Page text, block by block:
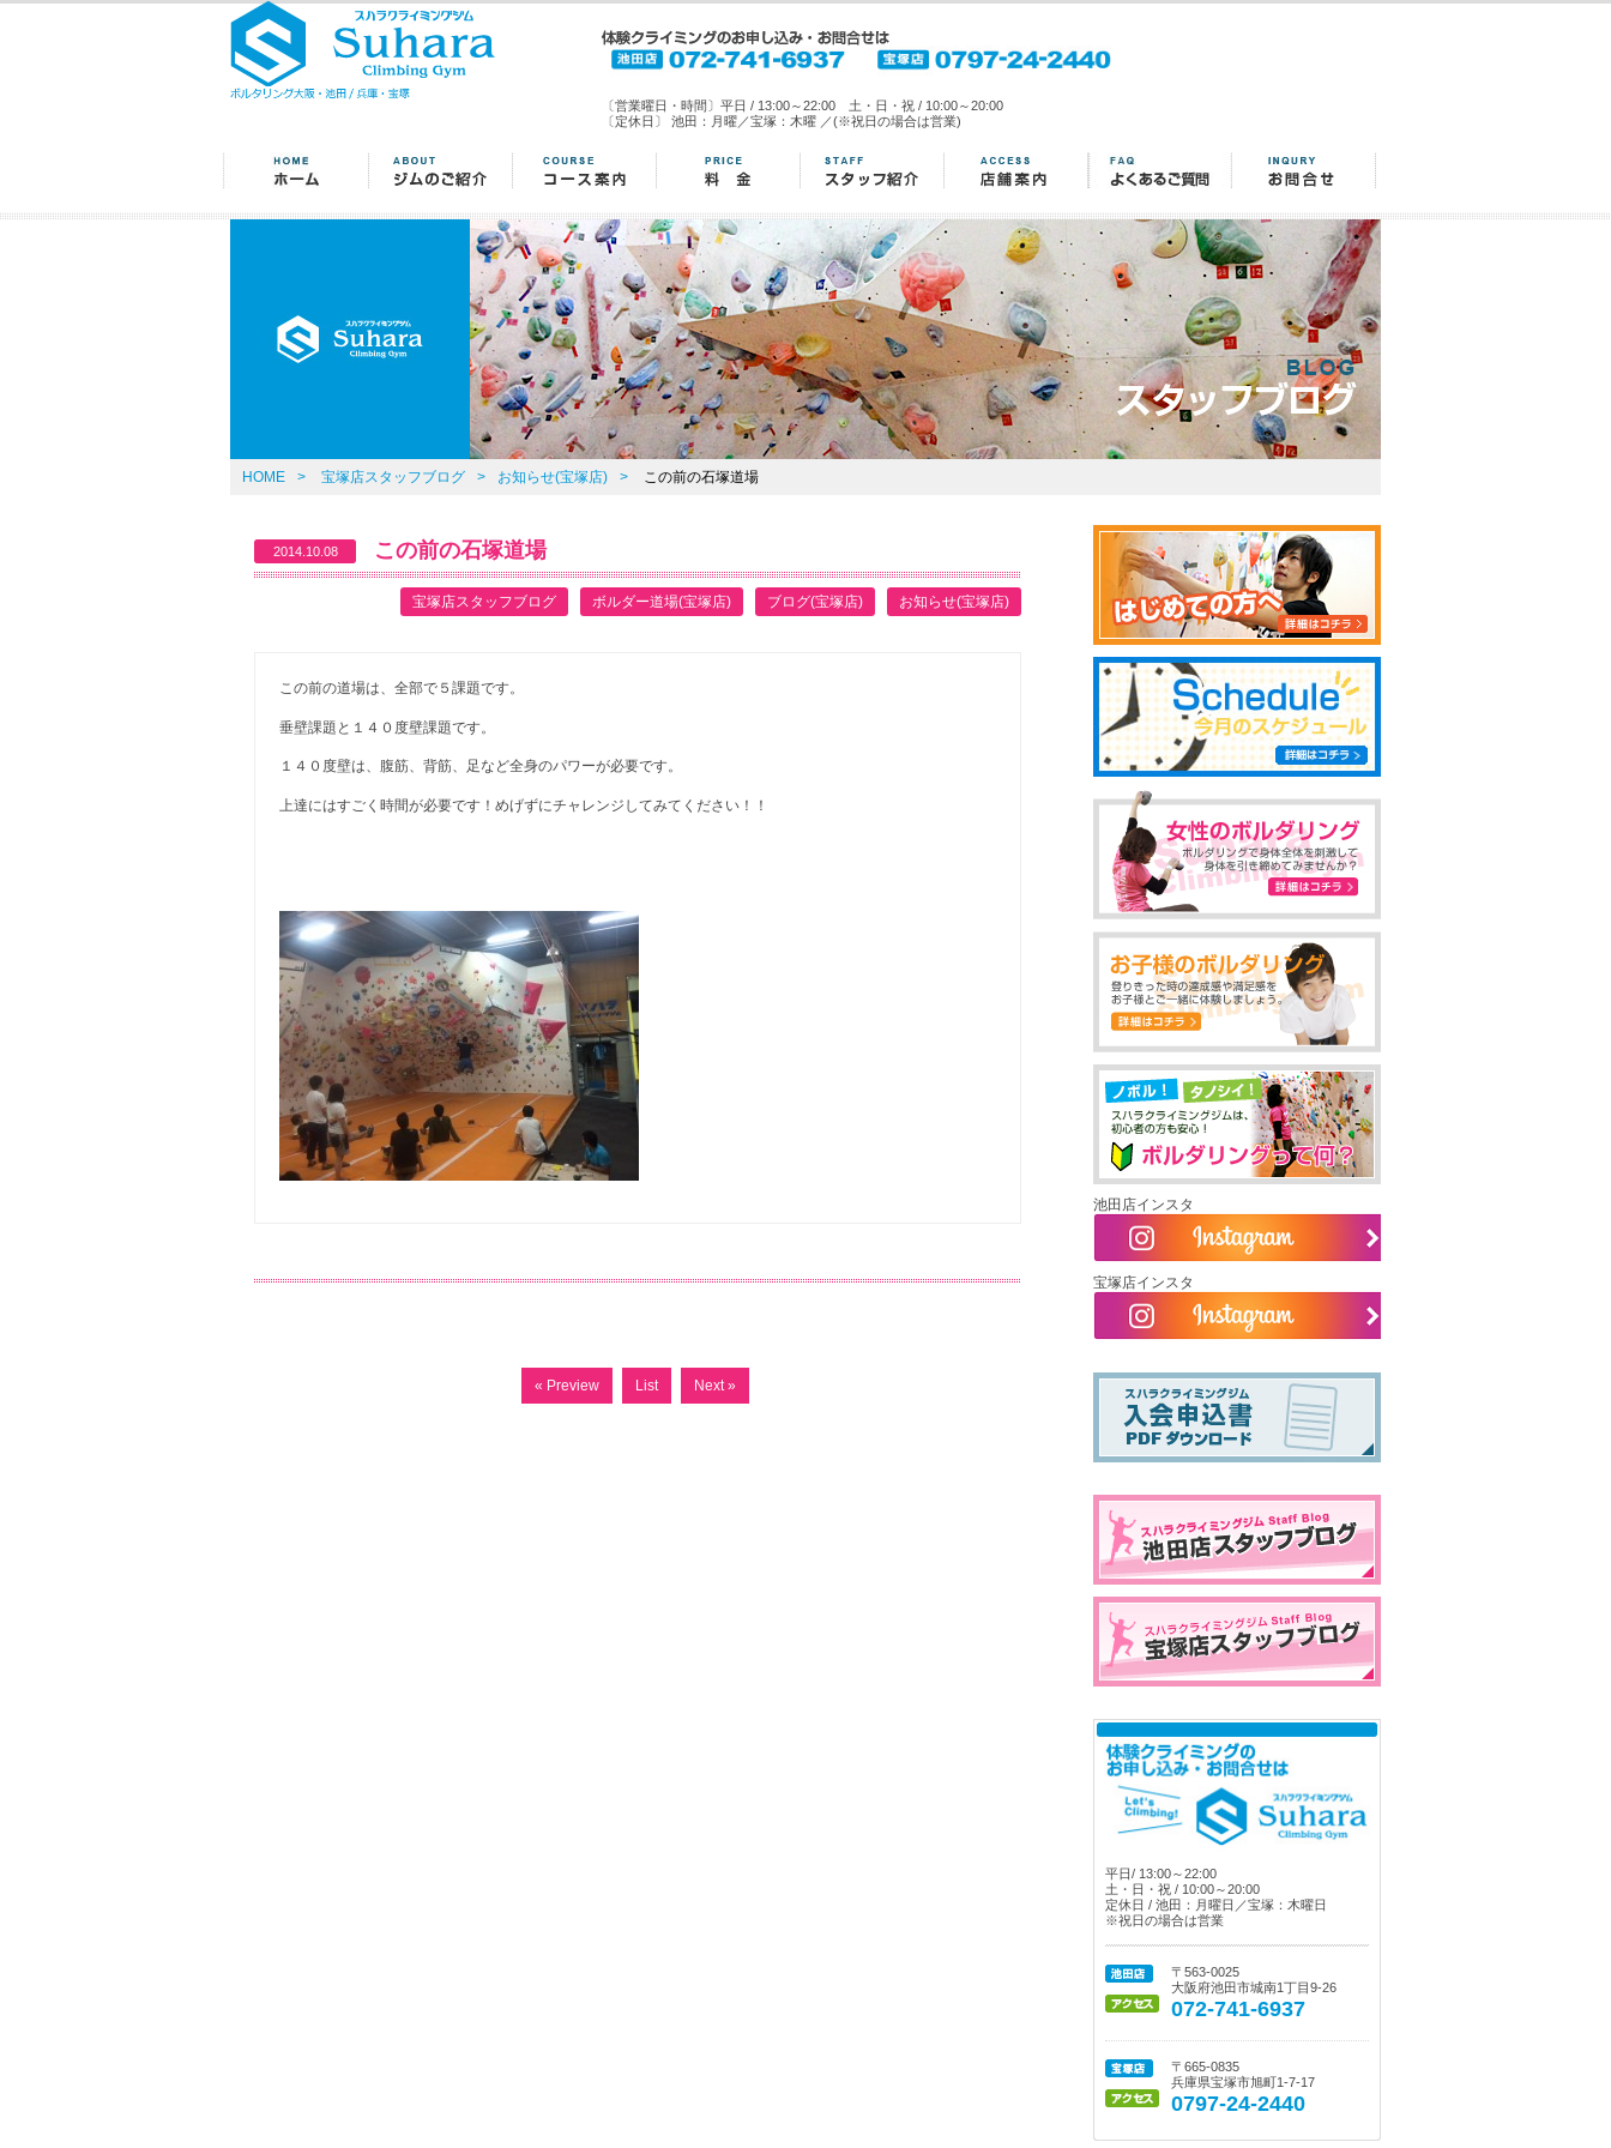
〔営業曜日・時間〕平日 / 13:00～22:00 土・日・祝 / 10:00～20:00
〔定休日〕 池田：月曜／宝塚：木曜 ／(※祝日の場合は営業)
HOME > 宝塚店スタッフブログ > お知らせ(宝塚店) > この前の石塚道場
2014.10.08 この前の石塚道場
お知らせ(宝塚店)
ブログ(宝塚店)
ボルダー道場(宝塚店)
宝塚店スタッフブログ
この前の道場は、全部で５課題です。
垂壁課題と１４０度壁課題です。
１４０度壁は、腹筋、背筋、足など全身のパワーが必要です。
上達にはすごく時間が必要です！めげずにチャレンジしてみてください！！
« Preview List Next »
池田店インスタ
宝塚店インスタ
平日/ 13:00～22:00
土・日・祝 / 10:00～20:00
定休日 / 池田：月曜日／宝塚：木曜日
※祝日の場合は営業
〒563-0025
大阪府池田市城南1丁目9-26
072-741-6937
〒665-0835
兵庫県宝塚市旭町1-7-17
0797-24-2440